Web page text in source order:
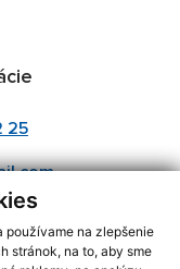
používame na zlepšenie
stránok, na to, aby sme
25